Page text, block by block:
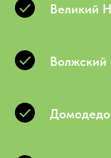
Великий
Волжский